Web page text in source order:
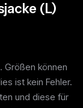
(L)
Größen können
ist kein Fehler.
und diese für